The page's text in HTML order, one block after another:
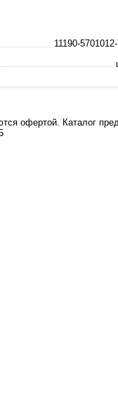
11190-
офертой. Каталог